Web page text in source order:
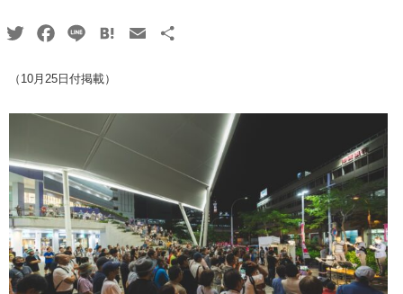
TwitterFacebook
Line HatenaEmail
（10月25日付掲載）